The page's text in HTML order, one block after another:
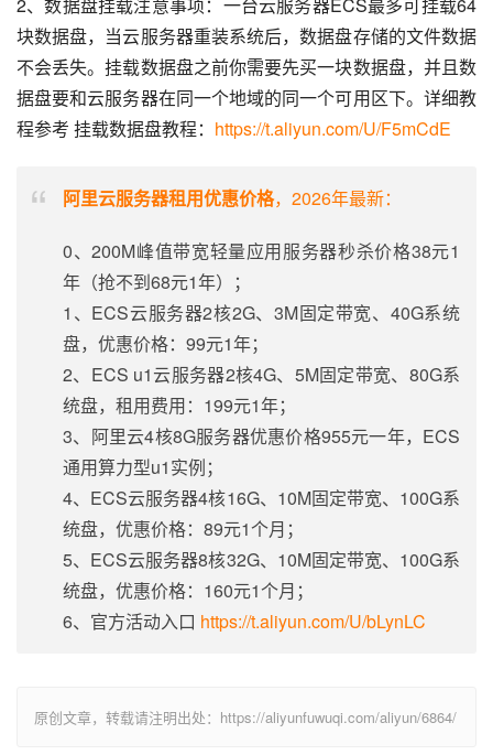
块数据盘，当云服务器重装系统后，数据盘存储的文件数据
不会丢失。挂载数据盘之前你需要先买一块数据盘，并且数
据盘要和云服务器在同一个地域的同一个可用区下。详细教
程参考 挂载数据盘教程： https://t.aliyun.com/U/F5mCdE
阿里云服务器租用优惠价格，2026年最新：
0、200M峰值带宽轻量应用服务器秒杀价格38元1
年（抢不到68元1年）；
1、ECS云服务器2核2G、3M固定带宽、40G系统
盘，优惠价格：99元1年；
2、ECS u1云服务器2核4G、5M固定带宽、80G系
统盘，租用费用：199元1年；
3、阿里云4核8G服务器优惠价格955元一年，ECS
通用算力型u1实例；
4、ECS云服务器4核16G、10M固定带宽、100G系
统盘，优惠价格：89元1个月；
5、ECS云服务器8核32G、10M固定带宽、100G系
统盘，优惠价格：160元1个月；
6、官方活动入口 https://t.aliyun.com/U/bLynLC
原创文章，转载请注明出处：https://aliyunfuwuqi.com/aliyun/6864/